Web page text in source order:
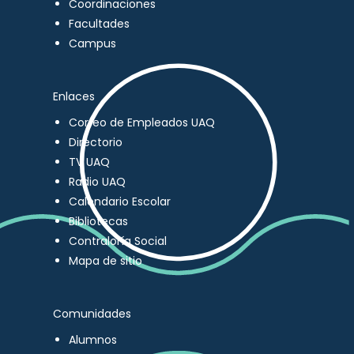
Coordinaciones
Facultades
Campus
Enlaces
Correo de Empleados UAQ
Directorio
TV UAQ
Radio UAQ
Calendario Escolar
Bibliotecas
Contraloría Social
Mapa de sitio
Comunidades
Alumnos